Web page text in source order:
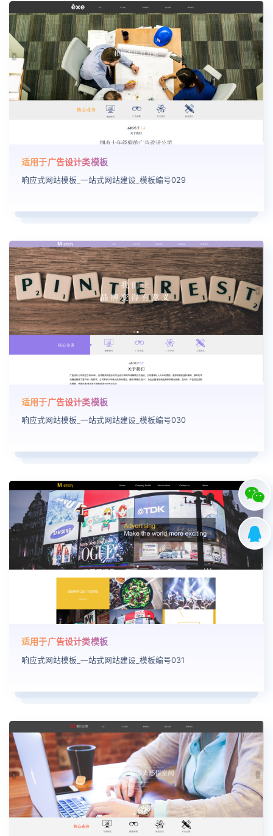
适用于广告设计类模板
响应式网站模板_一站式网站建设_模板编号029
适用于广告设计类模板
响应式网站模板_一站式网站建设_模板编号030
适用于广告设计类模板
响应式网站模板_一站式网站建设_模板编号031